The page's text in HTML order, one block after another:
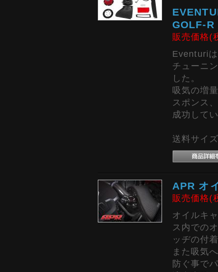
GOLF-R
販売価格(
Eventuri
チューニ
した。
吸気の増
スポンス
成功して
送料サイ
APR オ
販売価格(
オイルキ
ス内での
ッヂの付
また吸気
防ぐ事で